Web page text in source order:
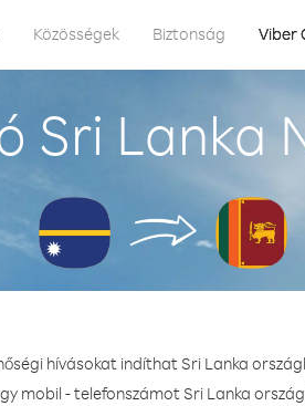
Közösségek Biztonság Viber
Sri Lanka
hívásokat indíthat Sri Lanka
mobil - telefonszámot Sri Lanka